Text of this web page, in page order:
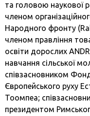
та головою наукової
членом
Народного фронту
членом правління
освіти дорослих
навчання сільської
співзасновником
Європейського руху
Тоомпеа;
президентом